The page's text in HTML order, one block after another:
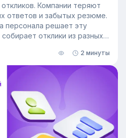
Компании теряют
ответов и забытых резюме.
персонала решает эту
отклики из разных
Сегодня программа для
инструмент для быстрого
2 минуты